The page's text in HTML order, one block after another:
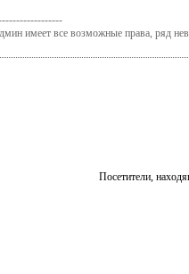
имеет все возможные права, ряд
Посетители,